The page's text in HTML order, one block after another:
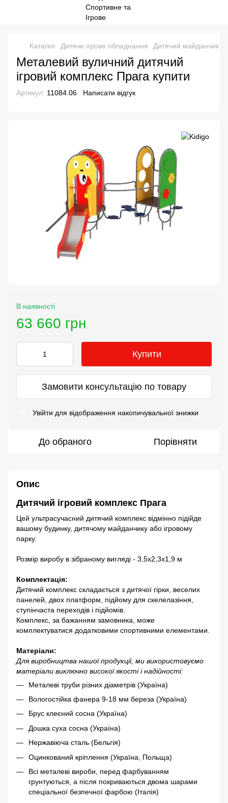
Каталог Дитяче ігрове обладнання Дитячий майданчик
Металевий вуличний дитячий
ігровий комплекс Прага купити
Артикул: 11084.06 Написати відгук
В наявності
63 660 грн
Купити
Замовити консультацію по товару
Увійти для відображення накопичувальної знижки
До обраного Порівняти
Опис
Дитячий ігровий комплекс Прага
Цей ультрасучасний дитячий комплекс відмінно підійде
вашому будинку, дитячому майданчику або ігровому
парку.
Розмір виробу в зібраному вигляді - 3,5х2,3х1,9 м
Комплектація:
Дитячий комплекс складається з дитячої гірки, веселих
панелей, двох платформ, підйому для скелелазіння,
ступінчаста переходів і підйомів.
Комплекс, за бажанням замовника, може
комплектуватися додатковими спортивними елементами.
Матеріали:
Для виробництва нашої продукції, ми використовуємо
матеріали виключно високої якості і надійності:
Металеві труби різних діаметрів (Україна)
Вологостійка фанера 9-18 мм береза ​​(Україна)
Брус клеєний сосна (Україна)
Дошка суха сосна (Україна)
Нержавіюча сталь (Бельгія)
Оцинкований кріплення (Україна, Польща)
Всі металеві вироби, перед фарбуванням
грунтуються, а після покриваються двома шарами
спеціальної безпечної фарбою (Італія)